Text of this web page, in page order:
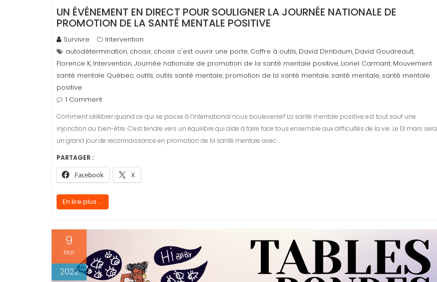
UN ÉVÉNEMENT EN DIRECT POUR SOULIGNER LA JOURNÉE NATIONALE DE
PROMOTION DE LA SANTÉ MENTALE POSITIVE
Survivre
Intervention
autodétermination, choisir, choisir c'est ouvrir une porte, Coffre à outils, David Dirnbaum, David Goudreault,
Florence K, Intervention,Journée nationale de promotion de la santé mentale positive, Lionel Carmant, Mouvement
santé mentale Québec, outils, outils santé mentale, promotion de la santé mentale, santé mentale, santé mentale
positive
1 Comment
Comment célébrer quand ce qui se passe à l’international nous bouleverse? La santé mentale positive est tout sauf une
injonction au bien-être. C’est tendre vers un équilibre qui aide à faire face tous ensemble aux difficultés de la vie. Le 13 mars sera
un grand jour de reconnaissance en promotion de la santé mentale avec…
PARTAGER :
Facebook X
En lire plus ...
9
Mar
2022